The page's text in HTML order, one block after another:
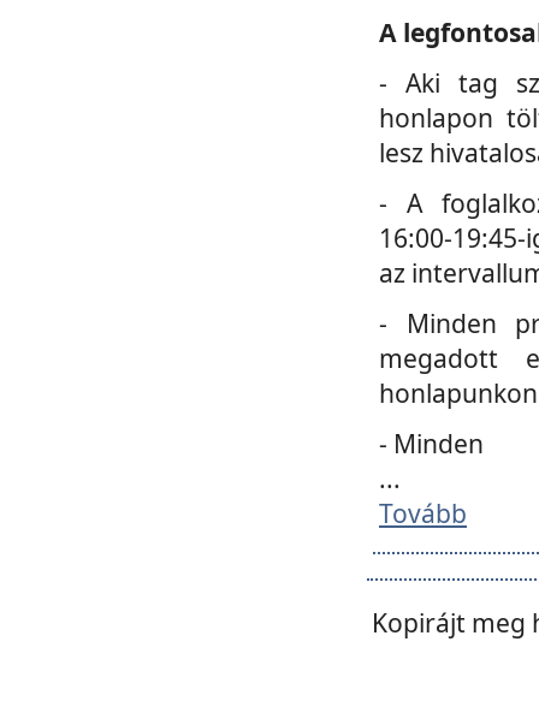
A
- Aki tag
honlapon
lesz
- A
16:00-
az
- Minden
megadott
- Minden
...
Tovább
Kopirájt meg